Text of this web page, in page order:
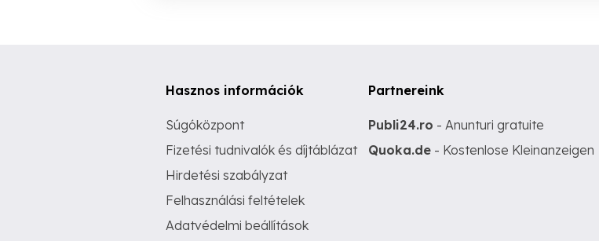
Hasznos információk
Súgóközpont
Fizetési tudnivalók és díjtáblázat
Hirdetési szabályzat
Felhasználási feltételek
Adatvédelmi beállítások
Partnereink
Publi24.ro - Anunturi gratuite
Quoka.de - Kostenlose Kleinanzeigen